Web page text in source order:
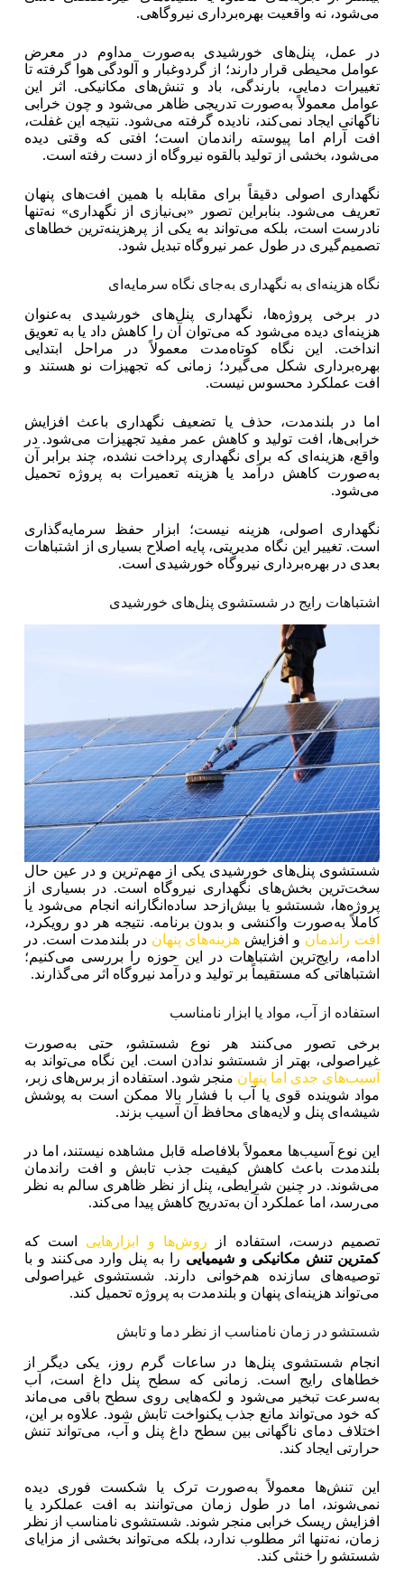
می‌شود، نه واقعیت بهره‌برداری نیروگاهی.
در عمل، پنل‌های خورشیدی به‌صورت مداوم در معرض
عوامل محیطی قرار دارند؛ از گردوغبار و آلودگی هوا گرفته تا
تغییرات دمایی، بارندگی، باد و تنش‌های مکانیکی. اثر این
عوامل معمولاً به‌صورت تدریجی ظاهر می‌شود و چون خرابی
ناگهانی ایجاد نمی‌کند، نادیده گرفته می‌شود. نتیجه این غفلت،
افت آرام اما پیوسته راندمان است؛ افتی که وقتی دیده
می‌شود، بخشی از تولید بالقوه نیروگاه از دست رفته است.
نگهداری اصولی دقیقاً برای مقابله با همین افت‌های پنهان
تعریف می‌شود. بنابراین تصور «بی‌نیازی از نگهداری» نه‌تنها
نادرست است، بلکه می‌تواند به یکی از پرهزینه‌ترین خطاهای
تصمیم‌گیری در طول عمر نیروگاه تبدیل شود.
نگاه هزینه‌ای به نگهداری به‌جای نگاه سرمایه‌ای
در برخی پروژه‌ها، نگهداری پنل‌های خورشیدی به‌عنوان
هزینه‌ای دیده می‌شود که می‌توان آن را کاهش داد یا به تعویق
انداخت. این نگاه کوتاه‌مدت معمولاً در مراحل ابتدایی
بهره‌برداری شکل می‌گیرد؛ زمانی که تجهیزات نو هستند و
افت عملکرد محسوس نیست.
اما در بلندمدت، حذف یا تضعیف نگهداری باعث افزایش
خرابی‌ها، افت تولید و کاهش عمر مفید تجهیزات می‌شود. در
واقع، هزینه‌ای که برای نگهداری پرداخت نشده، چند برابر آن
به‌صورت کاهش درآمد یا هزینه تعمیرات به پروژه تحمیل
می‌شود.
نگهداری اصولی، هزینه نیست؛ ابزار حفظ سرمایه‌گذاری
است. تغییر این نگاه مدیریتی، پایه اصلاح بسیاری از اشتباهات
بعدی در بهره‌برداری نیروگاه خورشیدی است.
اشتباهات رایج در شستشوی پنل‌های خورشیدی
شستشوی پنل‌های خورشیدی یکی از مهم‌ترین و در عین حال
سخت‌ترین بخش‌های نگهداری نیروگاه است. در بسیاری از
پروژه‌ها، شستشو یا بیش‌ازحد ساده‌انگارانه انجام می‌شود یا
کاملاً به‌صورت واکنشی و بدون برنامه. نتیجه هر دو رویکرد،
افت راندمان و افزایش هزینه‌های پنهان در بلندمدت است. در
ادامه، رایج‌ترین اشتباهات در این حوزه را بررسی می‌کنیم؛
اشتباهاتی که مستقیماً بر تولید و درآمد نیروگاه اثر می‌گذارند.
استفاده از آب، مواد یا ابزار نامناسب
برخی تصور می‌کنند هر نوع شستشو، حتی به‌صورت
غیراصولی، بهتر از شستشو ندادن است. این نگاه می‌تواند به
آسیب‌های جدی اما پنهان منجر شود. استفاده از برس‌های زبر،
مواد شوینده قوی یا آب با فشار بالا ممکن است به پوشش
شیشه‌ای پنل و لایه‌های محافظ آن آسیب بزند.
این نوع آسیب‌ها معمولاً بلافاصله قابل مشاهده نیستند، اما در
بلندمدت باعث کاهش کیفیت جذب تابش و افت راندمان
می‌شوند. در چنین شرایطی، پنل از نظر ظاهری سالم به نظر
می‌رسد، اما عملکرد آن به‌تدریج کاهش پیدا می‌کند.
تصمیم درست، استفاده از روش‌ها و ابزارهایی است که
کمترین تنش مکانیکی و شیمیایی را به پنل وارد می‌کنند و با
توصیه‌های سازنده هم‌خوانی دارند. شستشوی غیراصولی
می‌تواند هزینه‌ای پنهان و بلندمدت به پروژه تحمیل کند.
شستشو در زمان نامناسب از نظر دما و تابش
انجام شستشوی پنل‌ها در ساعات گرم روز، یکی دیگر از
خطاهای رایج است. زمانی که سطح پنل داغ است، آب
به‌سرعت تبخیر می‌شود و لکه‌هایی روی سطح باقی می‌ماند
که خود می‌تواند مانع جذب یکنواخت تابش شود. علاوه بر این،
اختلاف دمای ناگهانی بین سطح داغ پنل و آب، می‌تواند تنش
حرارتی ایجاد کند.
این تنش‌ها معمولاً به‌صورت ترک یا شکست فوری دیده
نمی‌شوند، اما در طول زمان می‌توانند به افت عملکرد یا
افزایش ریسک خرابی منجر شوند. شستشوی نامناسب از نظر
زمان، نه‌تنها اثر مطلوب ندارد، بلکه می‌تواند بخشی از مزایای
شستشو را خنثی کند.